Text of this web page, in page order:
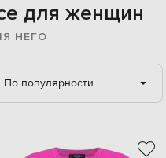
для женщин
НЕГО
По популярности